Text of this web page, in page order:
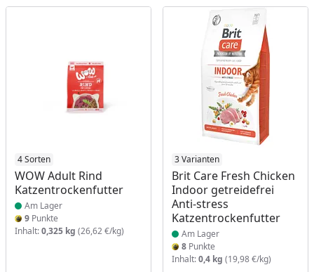
4 Sorten
WOW Adult Rind
Katzentrockenfutter
Produkt am Lager
Am Lager
9 Punkte
Inhalt:0,325 kg (26,62 €/kg)
3 Varianten
Brit Care Fresh Chicken
Indoor getreidefrei
Anti-stress
Katzentrockenfutter
Produkt am Lager
Am Lager
8Punkte
Inhalt:0,4 kg (19,98 €/kg)